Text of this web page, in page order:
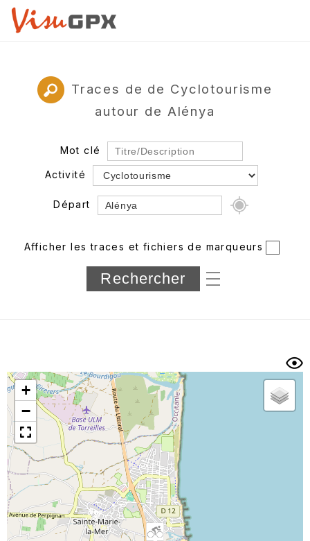
Traces de de Cyclotourisme
autour de Alénya
Mot clé
Activité
Départ
Département
Longueur min/max
Trier par
Horodatage
Afficher les traces et fichiers de marqueurs
+
−